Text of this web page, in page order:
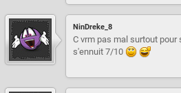
NinDreke_8
C vrm pas mal surtout pour
s'ennuit 7/10